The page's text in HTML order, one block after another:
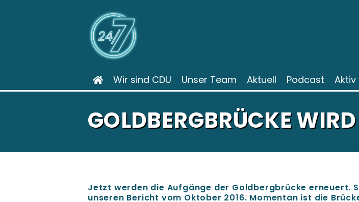
Wir sind CDU Unser Team Aktuell Podcast Aktiv
GOLDBERGBRÜCKE
Jetzt werden die Aufgänge der Goldbergbrücke erneuert.
unseren Bericht vom Oktober 2016. Momentan ist die